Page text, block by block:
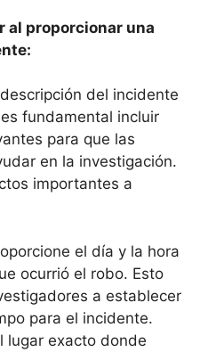
al ‍proporcionar una⁣
del incidente⁣
fundamental incluir
para que las
en‌ la investigación.
importantes a
el día ‍y​ la hora
ocurrió el robo. Esto
a establecer
para el incidente.
lugar exacto donde